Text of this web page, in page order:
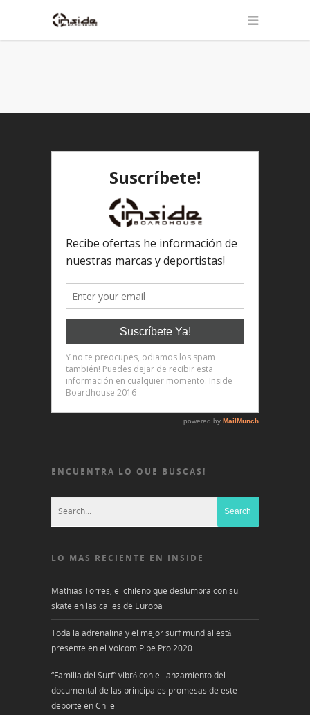
ENCUENTRA LO QUE BUSCAS!
LO MAS RECIENTE EN INSIDE
Mathias Torres, el chileno que deslumbra con su
skate en las calles de Europa
Toda la adrenalina y el mejor surf mundial está
presente en el Volcom Pipe Pro 2020
“Familia del Surf” vibró con el lanzamiento del
documental de las principales promesas de este
deporte en Chile